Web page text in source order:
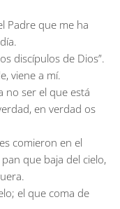
Padre que me ha
discípulos de Dios”.
viene a mí.
no ser el que está
en verdad os
comieron en el
que baja del cielo,
el que coma de